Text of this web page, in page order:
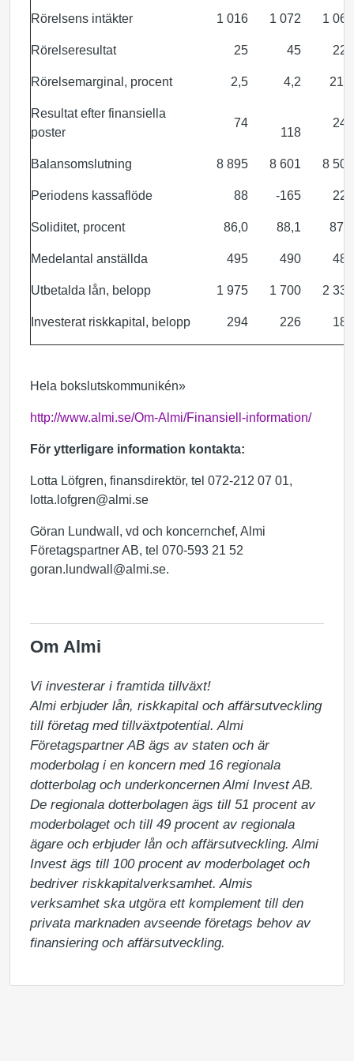
Rörelsens intäkter 1 016 1 072 1 061
Rörelseresultat 25 45 229
Rörelsemarginal, procent 2,5 4,2 21,6
Resultat efter finansiella
poster
74
118
241
Balansomslutning 8 895 8 601 8 509
Periodens kassaflöde 88 -165 227
Soliditet, procent 86,0 88,1 87,6
Medelantal anställda 495 490 487
Utbetalda lån, belopp 1 975 1 700 2 335
Investerat riskkapital, belopp 294 226 181
Hela bokslutskommunikén»
http://www.almi.se/Om-Almi/Finansiell-information/
För ytterligare information kontakta:
Lotta Löfgren, finansdirektör, tel 072-212 07 01,
lotta.lofgren@almi.se
Göran Lundwall, vd och koncernchef, Almi
Företagspartner AB, tel 070-593 21 52
goran.lundwall@almi.se.
Om Almi
Vi investerar i framtida tillväxt!
Almi erbjuder lån, riskkapital och affärsutveckling
till företag med tillväxtpotential. Almi
Företagspartner AB ägs av staten och är
moderbolag i en koncern med 16 regionala
dotterbolag och underkoncernen Almi Invest AB.
De regionala dotterbolagen ägs till 51 procent av
moderbolaget och till 49 procent av regionala
ägare och erbjuder lån och affärsutveckling. Almi
Invest ägs till 100 procent av moderbolaget och
bedriver riskkapitalverksamhet. Almis
verksamhet ska utgöra ett komplement till den
privata marknaden avseende företags behov av
finansiering och affärsutveckling.